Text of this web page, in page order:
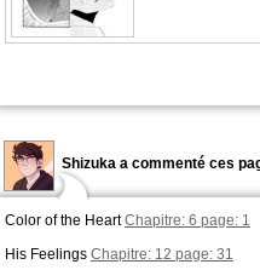
Shizuka a commenté ces
Color of the HeartChapitre: 6 page: 1
His Feelings Chapitre: 12 page: 31